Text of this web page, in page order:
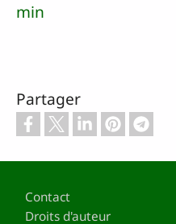
min
Partager
Pied de page
Contact
Droits d'auteur